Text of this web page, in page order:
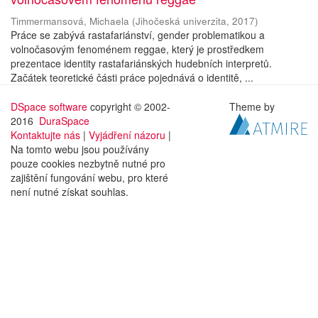
Timmermansová, Michaela (Jihočeská univerzita, 2017)
Práce se zabývá rastafariánství, gender problematikou a
volnočasovým fenoménem reggae, který je prostředkem
prezentace identity rastafariánských hudebních interpretů.
Začátek teoretické části práce pojednává o identitě, ...
DSpace software copyright © 2002-
2016 DuraSpace
Kontaktujte nás | Vyjádření názoru |
Na tomto webu jsou používány
pouze cookies nezbytně nutné pro
zajištění fungování webu, pro které
není nutné získat souhlas.
Theme by